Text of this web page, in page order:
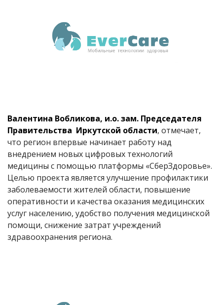
Валентина Вобликова, и.о. зам. Председателя
Правительства Иркутской области, отмечает,
что регион впервые начинает работу над
внедрением новых цифровых технологий
медицины с помощью платформы «СберЗдоровье».
Целью проекта является улучшение профилактики
заболеваемости жителей области, повышение
оперативности и качества оказания медицинских
услуг населению, удобство получения медицинской
помощи, снижение затрат учреждений
здравоохранения региона.